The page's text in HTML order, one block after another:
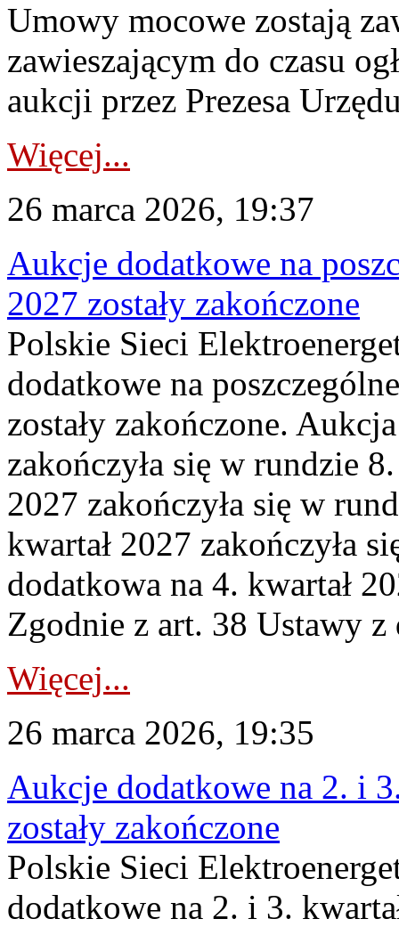
Umowy mocowe zostają
zawieszającym do czasu
aukcji przez Prezesa
Więcej...
26 marca 2026, 19:37
Aukcje dodatkowe na
2027 zostały zakończone
Polskie Sieci
dodatkowe na
zostały zakończone.
zakończyła się w rundzie
2027 zakończyła się w
kwartał 2027 zakończyła
dodatkowa na 4. kwartał
Zgodnie z art. 38 Ustawy
Więcej...
26 marca 2026, 19:35
Aukcje dodatkowe na 2. i
zostały zakończone
Polskie Sieci
dodatkowe na 2. i 3.